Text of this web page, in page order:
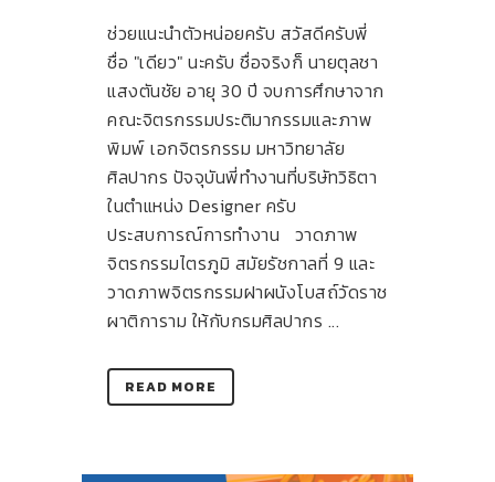
ช่วยแนะนำตัวหน่อยครับ สวัสดีครับพี่
ชื่อ "เดียว" นะครับ ชื่อจริงก็ นายตุลชา
แสงตันชัย อายุ 30 ปี จบการศึกษาจาก
คณะจิตรกรรมประติมากรรมและภาพ
พิมพ์ เอกจิตรกรรม มหาวิทยาลัย
ศิลปากร ปัจจุบันพี่ทำงานที่บริษัทวิธิตา
ในตำแหน่ง Designer ครับ
ประสบการณ์การทำงาน วาดภาพ
จิตรกรรมไตรภูมิ สมัยรัชกาลที่ 9 และ
วาดภาพจิตรกรรมฝาผนังโบสถ์วัดราช
ผาติการาม ให้กับกรมศิลปากร ...
READ MORE